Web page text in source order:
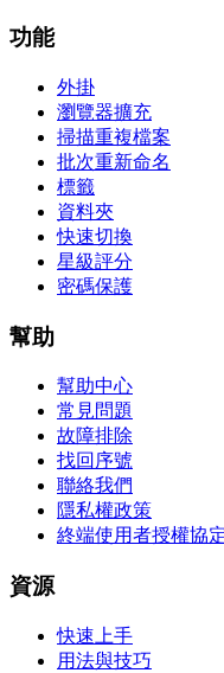
功能
外掛
瀏覽器擴充
掃描重複檔案
批次重新命名
標籤
資料夾
快速切換
星級評分
密碼保護
幫助
幫助中心
常見問題
故障排除
找回序號
聯絡我們
隱私權政策
終端使用者授權協
資源
快速上手
用法與技巧